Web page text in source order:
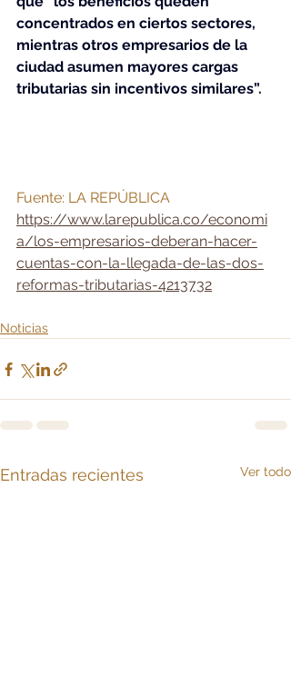
concentrados en ciertos sectores,
mientras otros empresarios de la
ciudad asumen mayores cargas
tributarias sin incentivos similares”.
Fuente: LA REPÚBLICA
https://www.larepublica.co/economi
a/los-empresarios-deberan-hacer-
cuentas-con-la-llegada-de-las-dos-
reformas-tributarias-4213732
Noticias
Entradas recientes Ver todo